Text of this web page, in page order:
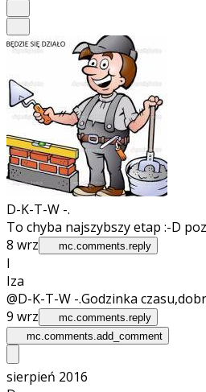
D-K-T-W -.
To chyba najszybszy etap :-D
8 wrz
mc.comments.reply
I
Iza
@D-K-T-W -.Godzinka
9 wrz
mc.comments.reply
mc.comments.add_comment
sierpień 2016